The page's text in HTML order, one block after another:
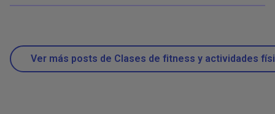
Ver más posts de Clases de fitness y actividades